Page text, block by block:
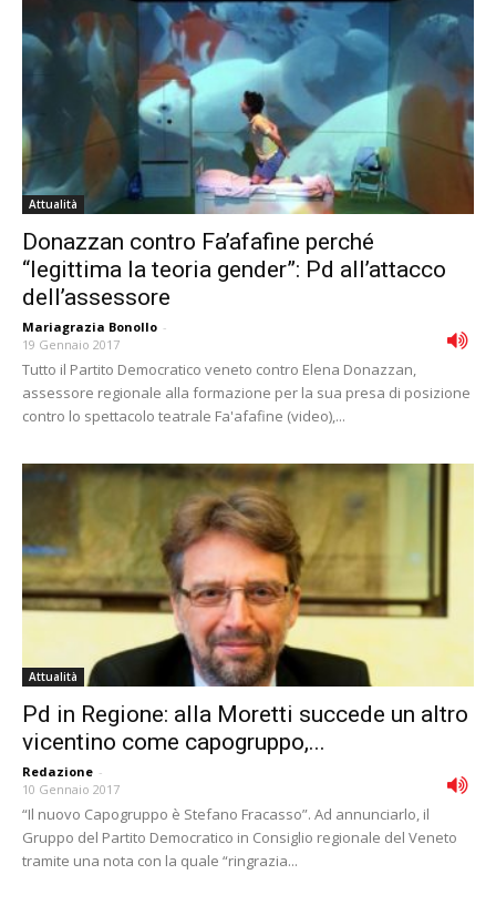
Attualità
Donazzan contro Fa’afafine perché
“legittima la teoria gender”: Pd all’attacco
dell’assessore
Mariagrazia Bonollo -
19 Gennaio 2017
Tutto il Partito Democratico veneto contro Elena Donazzan,
assessore regionale alla formazione per la sua presa di posizione
contro lo spettacolo teatrale Fa'afafine (video),...
Attualità
Pd in Regione: alla Moretti succede un altro
vicentino come capogruppo,...
Redazione -
10 Gennaio 2017
“Il nuovo Capogruppo è Stefano Fracasso”. Ad annunciarlo, il
Gruppo del Partito Democratico in Consiglio regionale del Veneto
tramite una nota con la quale “ringrazia...